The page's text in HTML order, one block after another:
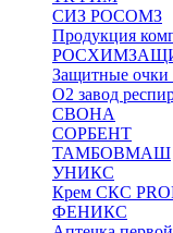
СИЗ РОСОМЗ
Продукция
Защитные
О2 завод
СВОНА
СОРБЕНТ
ТАМБОВМАШ
УНИКС
Крем СКС
ФЕНИКС